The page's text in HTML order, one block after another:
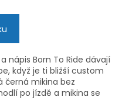
nápis Born To Ride dávají
když je ti bližší custom
černá mikina bez
po jízdě a mikina se